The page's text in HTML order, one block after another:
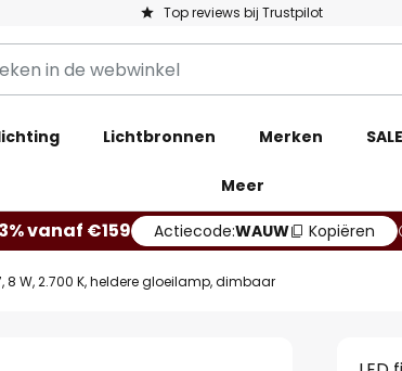
Top reviews bij Trustpilot
Lichtbronnen Merken SALE
Meer
vanaf €159 Actiecode:WAUW Kopiëren
8 W, 2.700 K, heldere gloeilamp, dimbaar